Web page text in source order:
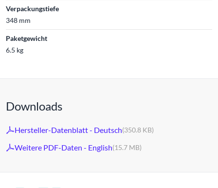
Verpackungstiefe
348 mm
Paketgewicht
6.5 kg
Downloads
Hersteller-Datenblatt - Deutsch(350.8 KB)
Weitere PDF-Daten - English(15.7 MB)